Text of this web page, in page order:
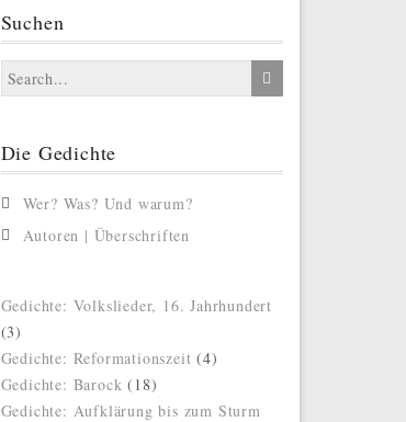
Suchen
Die Gedichte
Wer? Was? Und warum?
Autoren | Überschriften
Gedichte: Volkslieder, 16. Jahrhundert
(3)
Gedichte: Reformationszeit (4)
Gedichte: Barock (18)
Gedichte: Aufklärung bis zum Sturm